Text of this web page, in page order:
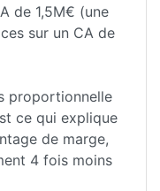
de 1,5M€ (une
sur un CA de
proportionnelle
ce qui explique
de marge,
4 fois moins